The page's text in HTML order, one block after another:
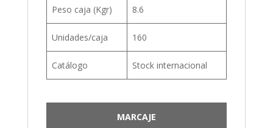
Peso caja (Kgr) 8.6
Unidades/caja 160
Catálogo Stock internacional
MARCAJE